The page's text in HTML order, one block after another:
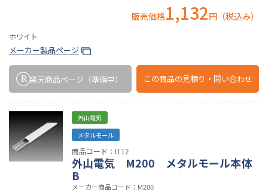
販売価格1,132円（税込み）
ホワイト
メーカー製品ページ
楽天商品ページ （準備中） この商品の見積り・問い合わせ
外山電気
メタルモール
商品コード：I112
外山電気 M200 メタルモール本体
B
メーカー商品コード：M200